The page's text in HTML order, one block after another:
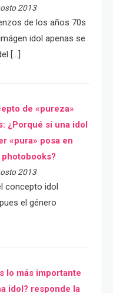
2013
de los años 70s
idol apenas se
[…]
de «pureza»
¿Porqué si una idol
«pura» posa en
2013
concepto idol
el género
lo más importante
idol? responde la